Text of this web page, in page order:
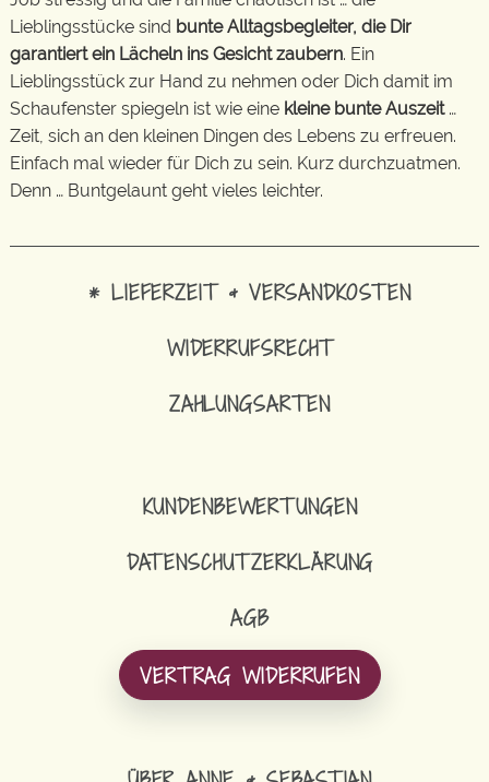
Lieblingsstücke sind bunte Alltagsbegleiter, die Dir
garantiert ein Lächeln ins Gesicht zaubern. Ein
Lieblingsstück zur Hand zu nehmen oder Dich damit im
Schaufenster spiegeln ist wie eine kleine bunte Auszeit…
Zeit, sich an den kleinen Dingen des Lebens zu erfreuen.
Einfach mal wieder für Dich zu sein. Kurz durchzuatmen.
Denn … Buntgelaunt geht vieles leichter.
* LIEFERZEIT & VERSANDKOSTEN
WIDERRUFSRECHT
ZAHLUNGSARTEN
KUNDENBEWERTUNGEN
DATENSCHUTZERKLÄRUNG
AGB
VERTRAG WIDERRUFEN